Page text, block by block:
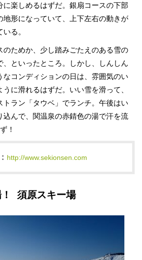
に楽しめるはずだ。銀扇コースの下部
地形になっていて、上下左右の動きが
る。
ためか、少し踏みごたえのある雪の
、といったところ。しかし、しんしん
なコンディションの日は、雰囲気のい
に滑れるはずだ。いい雪を滑って、
トラン「タウベ」でランチ。午後はい
込んで、関温泉の赤錆色の湯で汗を流
！
http://www.sekionsen.com
須原スキー場